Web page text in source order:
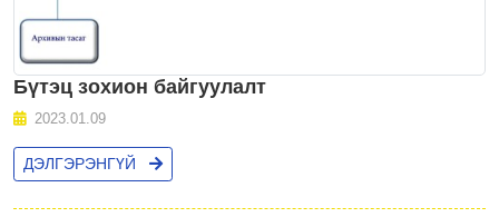
Бүтэц зохион байгуулалт
2023.01.09
ДЭЛГЭРЭНГҮЙ